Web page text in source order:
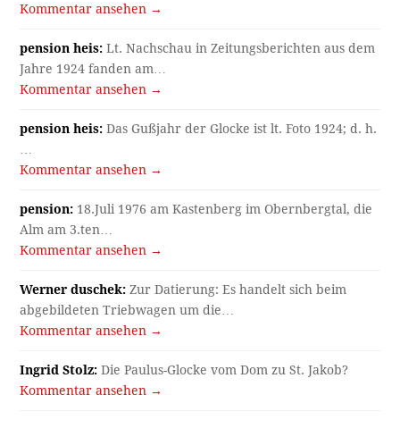
Kommentar ansehen →
pension heis: Lt. Nachschau in Zeitungsberichten aus dem
Jahre 1924 fanden am…
Kommentar ansehen →
pension heis: Das Gußjahr der Glocke ist lt. Foto 1924; d. h.
Kommentar ansehen →
pension: 18.Juli 1976 am Kastenberg im Obernbergtal, die
Alm am 3.ten…
Kommentar ansehen →
Werner duschek: Zur Datierung: Es handelt sich beim
abgebildeten Triebwagen um die…
Kommentar ansehen →
Ingrid Stolz: Die Paulus-Glocke vom Dom zu St. Jakob?
Kommentar ansehen →